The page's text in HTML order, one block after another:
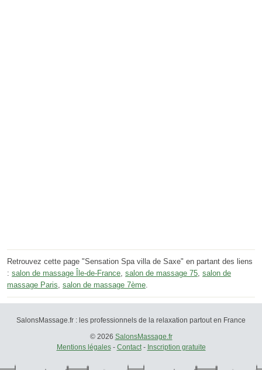
Retrouvez cette page "Sensation Spa villa de Saxe" en partant des liens
: salon de massage Île-de-France, salon de massage 75, salon de
massage Paris, salon de massage 7ème.
SalonsMassage.fr : les professionnels de la relaxation partout en France
© 2026 SalonsMassage.fr
Mentions légales- Contact- Inscription gratuite